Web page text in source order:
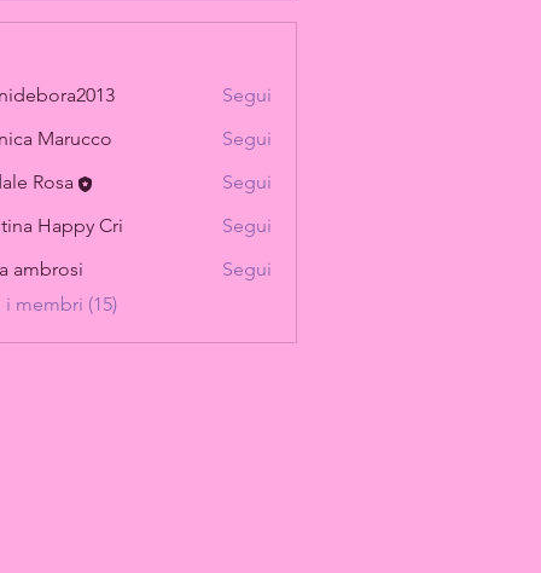
Segui
Marucco
Segui
Rosa
Segui
Happy Cri
Segui
ambrosi
Segui
membri (15)